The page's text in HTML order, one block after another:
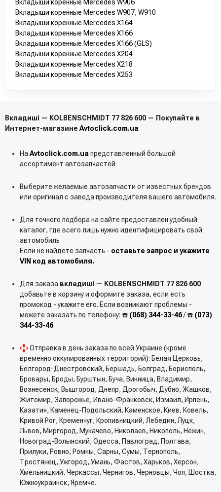
Вкладыши коренные Mercedes W906
Вкладыши коренные Mercedes W907, W910
Вкладыши коренные Mercedes X164
Вкладыши коренные Mercedes X166
Вкладыши коренные Mercedes X166 (GLS)
Вкладыши коренные Mercedes X204
Вкладыши коренные Mercedes X218
Вкладыши коренные Mercedes X253
Вкладиші — KOLBENSCHMIDT 77 826 600 — Покупайте в
Интернет-магазине Avtoclick.com.ua
НаAvtoclick.com.uaпредставленный большой
ассортимент автозапчастей
Выберите желаемые автозапчасти от известных брендов
или оригинал с завода производителя вашего автомобиля.
Для точного подбора на сайте предоставлен удобный
каталог, где всего лишь нужно идентифицировать свой
автомобиль
Если не найдете запчасть - оставьте запрос и укажите
VIN код автомобиля.
Для заказа вкладиші — KOLBENSCHMIDT 77 826 600
добавьте в корзину и оформите заказа, если есть
промокод - укажите его. Если возникают проблемы -
можете заказать по телефону: ☎️ (068) 344-33-46/ ☎️ (073)
344-33-46
Отправка в день заказа по всей Украине (кроме
временно оккупированных территорий): Белая Церковь,
Белгород-Днестровский, Бершадь, Болград, Борисполь,
Бровары, Броды, Бурштын, Буча, Винница, Владимир,
Вознесенск, Вышгород, Днепр, Дрогобыч, Дубно, Жашков,
Житомир, Запорожье, Ивано-Франковск, Измаил, Ирпень,
Казатин, Каменец-Подольский, Каменское, Киев, Ковель,
Кривой Рог, Кременчуг, Кропивницкий, Лебедин, Луцк,
Львов, Миргород, Мукачево, Николаев, Никополь, Нежин,
Новоград-Волынский, Одесса, Павлоград, Полтава,
Прилуки, Ровно, Ромны, Сарны, Сумы, Тернополь,
Тростянец, Ужгород, Умань, Фастов, Харьков, Херсон,
Хмельницкий, Черкассы, Чернигов, Черновцы, Чоп, Шостка,
Южноукраинск, Яремче.